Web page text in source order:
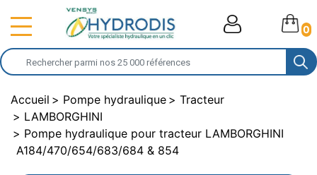
0
Accueil Pompe hydraulique
Tracteur
LAMBORGHINI
Pompe hydraulique pour tracteur LAMBORGHINI
A184/470/654/683/684 & 854